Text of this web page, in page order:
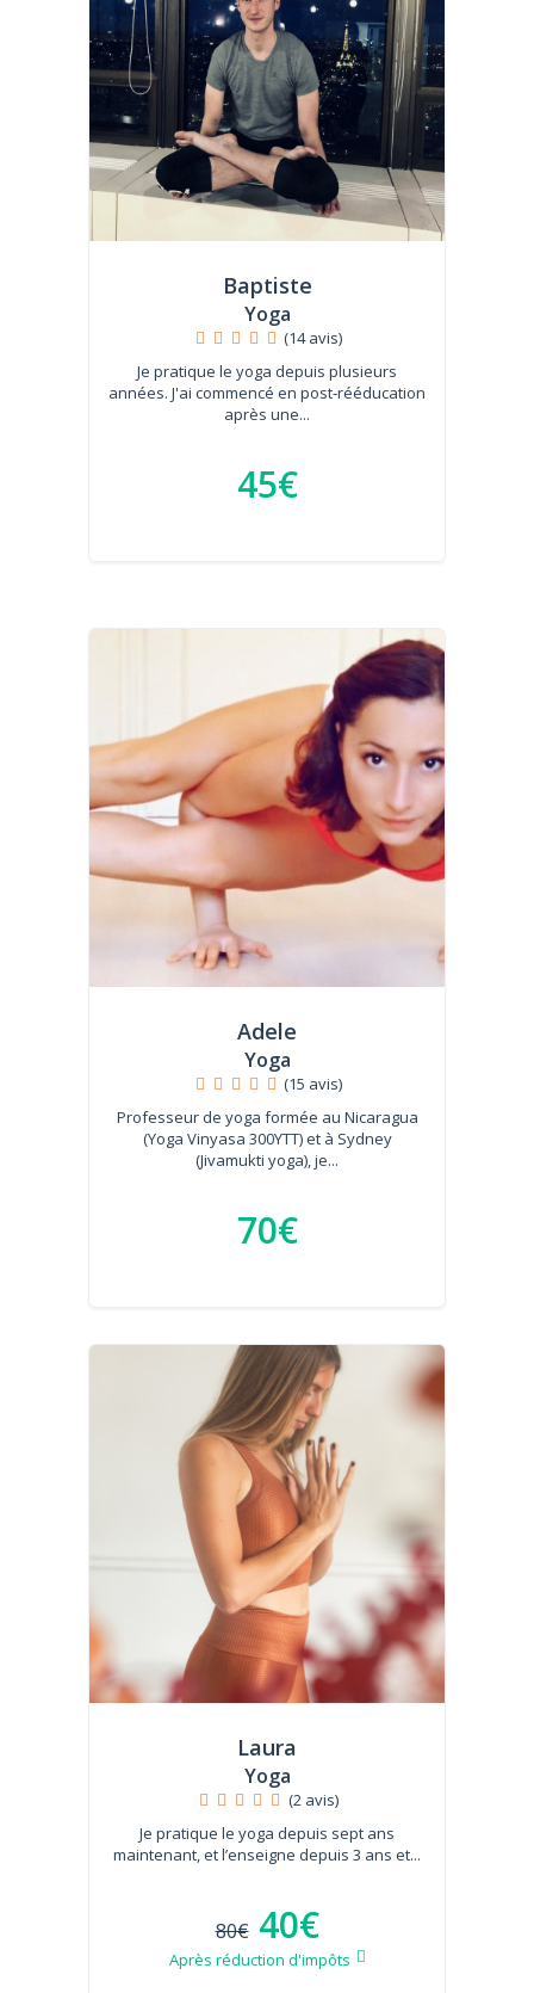
Baptiste
Yoga
(14 avis)
Je pratique le yoga depuis plusieurs
années. J'ai commencé en post-rééducation
après une...
45€
Adele
Yoga
(15 avis)
Professeur de yoga formée au Nicaragua
(Yoga Vinyasa 300YTT) et à Sydney
(Jivamukti yoga), je...
70€
Laura
Yoga
(2 avis)
Je pratique le yoga depuis sept ans
maintenant, et l’enseigne depuis 3 ans et...
80€ 40€
Après réduction d'impôts